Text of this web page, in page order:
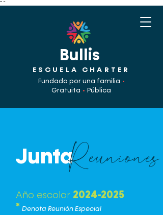
" "
Bullis
Fundada por una familia •
Gratuita • Pública
ESCUELA CHARTER
JuntaReuniones
Año escolar 2024-2025
* Denota Reunión Especial